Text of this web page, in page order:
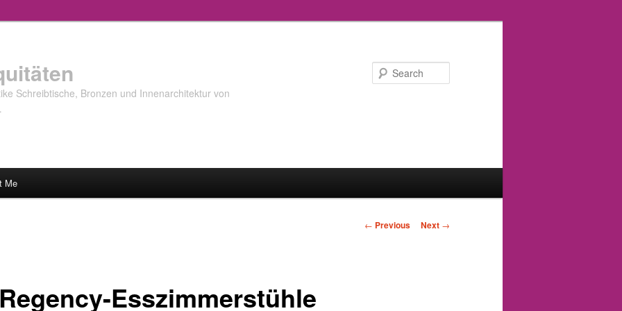
Schreibtische, Bronzen und Innenarchitektur von
Me
Post
← Previous Next →
Esszimmerstühle